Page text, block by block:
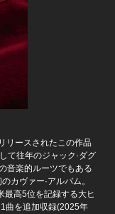
リースされたこの作品
て往年のジャック·ダグ
音楽的ルーツでもある
カヴァー·アルバム。
最高5位を記録する大ヒ
曲を追加収録(2025年